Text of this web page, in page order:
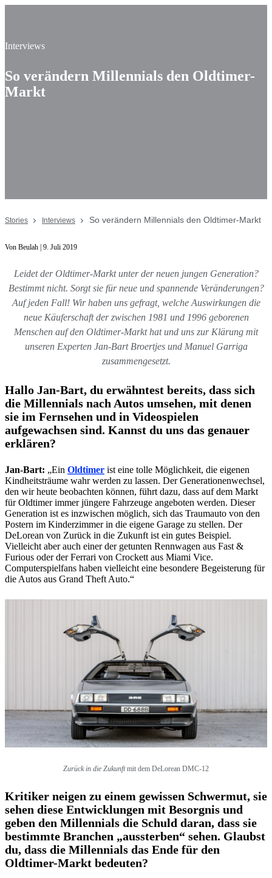
Interviews
So verändern Millennials den Oldtimer-
Markt
Stories Interviews So verändern Millennials den Oldtimer-Markt
Von Beulah | 9. Juli 2019
Leidet der Oldtimer-Markt unter der neuen jungen Generation?
Bestimmt nicht. Sorgt sie für neue und spannende Veränderungen?
Auf jeden Fall! Wir haben uns gefragt, welche Auswirkungen die
neue Käuferschaft der zwischen 1981 und 1996 geborenen
Menschen auf den Oldtimer-Markt hat und uns zur Klärung mit
unseren Experten Jan-Bart Broertjes und Manuel Garriga
zusammengesetzt.
Hallo Jan-Bart, du erwähntest bereits, dass sich
die Millennials nach Autos umsehen, mit denen
sie im Fernsehen und in Videospielen
aufgewachsen sind. Kannst du uns das genauer
erklären?
Jan-Bart: „Ein Oldtimer ist eine tolle Möglichkeit, die eigenen
Kindheitsträume wahr werden zu lassen. Der Generationenwechsel,
den wir heute beobachten können, führt dazu, dass auf dem Markt
für Oldtimer immer jüngere Fahrzeuge angeboten werden. Dieser
Generation ist es inzwischen möglich, sich das Traumauto von den
Postern im Kinderzimmer in die eigene Garage zu stellen. Der
DeLorean von Zurück in die Zukunft ist ein gutes Beispiel.
Vielleicht aber auch einer der getunten Rennwagen aus Fast &
Furious oder der Ferrari von Crockett aus Miami Vice.
Computerspielfans haben vielleicht eine besondere Begeisterung für
die Autos aus Grand Theft Auto.“
Zurück in die Zukunftmit dem DeLorean DMC-12
Kritiker neigen zu einem gewissen Schwermut, sie
sehen diese Entwicklungen mit Besorgnis und
geben den Millennials die Schuld daran, dass sie
bestimmte Branchen „aussterben“ sehen. Glaubst
du, dass die Millennials das Ende für den
Oldtimer-Markt bedeuten?